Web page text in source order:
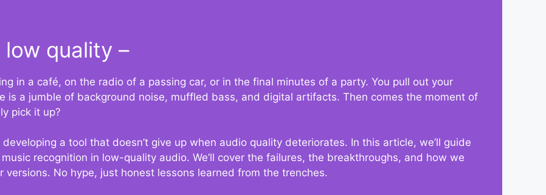
quality –
in a café, on the radio of a passing car, or in the final minutes of a party. You pull out your
is a jumble of background noise, muffled bass, and digital artifacts. Then comes the moment of
pick it up?
a tool that doesn’t give up when audio quality deteriorates. In this article, we’ll guide
recognition in low-quality audio. We’ll cover the failures, the breakthroughs, and how we
versions. No hype, just honest lessons learned from the trenches.